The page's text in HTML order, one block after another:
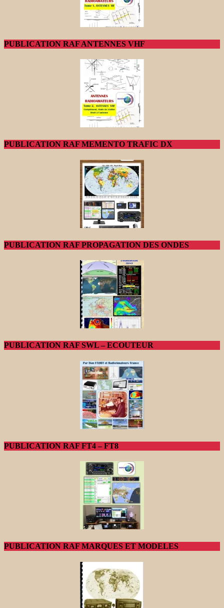
PUBLICATION RAF ANTENNES VHF
PUBLICATION RAF MEMENTO TRAFIC DX
PUBLICATION RAF PROPAGATION DES ONDES
PUBLICATION RAF SWL – ECOUTEUR
PUBLICATION RAF FT4 – FT8
PUBLICATION RAF MARQUES ET MODELES